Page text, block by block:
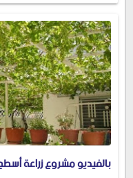
بالفيديو مشروع زراعة